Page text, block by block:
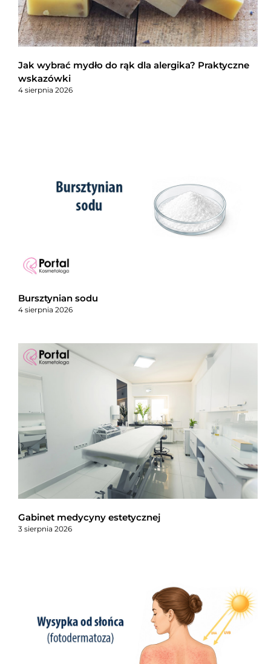
Jak wybrać mydło do rąk dla alergika? Praktyczne
wskazówki
4 sierpnia 2026
Bursztynian sodu
4 sierpnia 2026
Gabinet medycyny estetycznej
3 sierpnia 2026